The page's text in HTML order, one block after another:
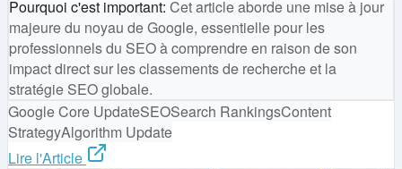
Pourquoi c'est important: Cet article aborde une mise à jour
majeure du noyau de Google, essentielle pour les
professionnels du SEO à comprendre en raison de son
impact direct sur les classements de recherche et la
stratégie SEO globale.
Google Core UpdateSEOSearch RankingsContent
StrategyAlgorithm Update
Lire l'Article